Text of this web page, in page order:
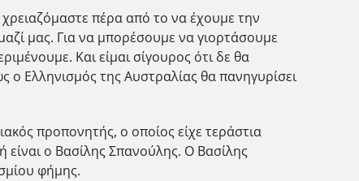
χρειαζόμαστε πέρα από το να έχουμε την
μας. Για να μπορέσουμε να γιορτάσουμε
Και είμαι σίγουρος ότι δε θα
ο Ελληνισμός της Αυστραλίας θα πανηγυρίσει
προπονητής, ο οποίος είχε τεράστια
είναι ο Βασίλης Σπανούλης. Ο Βασίλης
φήμης.